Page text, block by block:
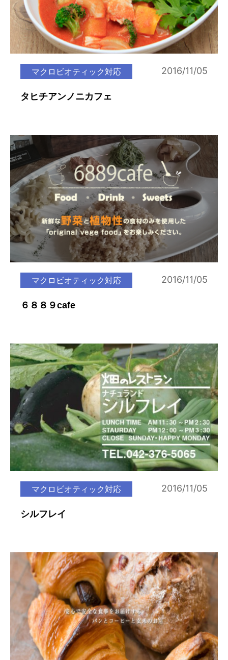
マクロビオティック対応 2016/11/05
タヒチアンノニカフェ
マクロビオティック対応 2016/11/05
６８８９cafe
マクロビオティック対応 2016/11/05
シルフレイ